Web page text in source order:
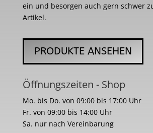
ein und besorgen auch gern schwer
Artikel.
PRODUKTE ANSEHEN
Öffnungszeiten - Shop
Mo. bis Do. von 09:00 bis 17:00 Uhr
Fr. von 09:00 bis 14:00 Uhr
Sa. nur nach Vereinbarung